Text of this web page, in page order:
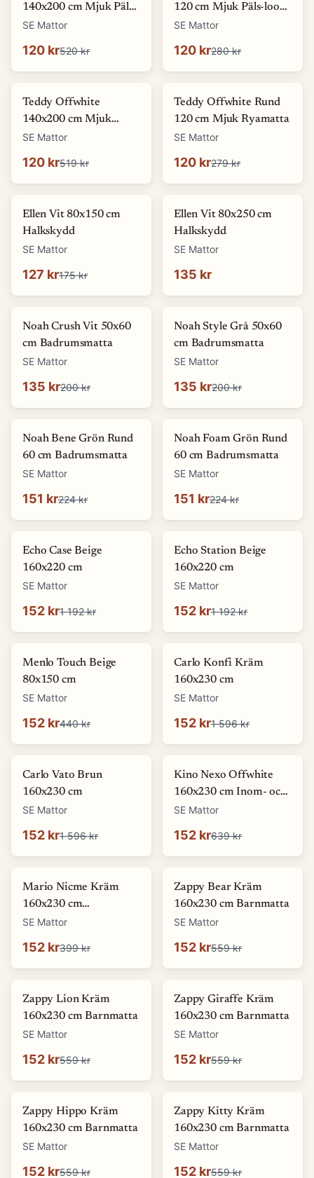
140x200 cm Mjuk Päls-
look Matta
SE Mattor
120 kr520 kr
120 cm Mjuk Päls-look
Matta
SE Mattor
120 kr280 kr
-77 %
Teddy Offwhite
140x200 cm Mjuk
Ryamatta
SE Mattor
120 kr519 kr
-57 %
Teddy Offwhite Rund
120 cm Mjuk Ryamatta
SE Mattor
120 kr279 kr
-27
Ellen Vit 80x150 cm
Halkskydd
SE Mattor
127 kr175 kr
Ellen Vit 80x250 cm
Halkskydd
SE Mattor
135 kr
-32 %
Noah Crush Vit 50x60
cm Badrumsmatta
SE Mattor
135 kr200 kr
-32 %
Noah Style Grå 50x60
cm Badrumsmatta
SE Mattor
135 kr200 kr
-33 %
Noah Bene Grön Rund
60 cm Badrumsmatta
SE Mattor
151 kr224 kr
-33 %
Noah Foam Grön Rund
60 cm Badrumsmatta
SE Mattor
151 kr224 kr
-87
Echo Case Beige
160x220 cm
SE Mattor
152 kr1 192 kr
-87
Echo Station Beige
160x220 cm
SE Mattor
152 kr1 192 kr
- 65
Menlo Touch Beige
80x150 cm
SE Mattor
152 kr440 kr
-90 %
Carlo Konfi Kräm
160x230 cm
SE Mattor
152 kr1 596 kr
-90 %
Carlo Vato Brun
160x230 cm
SE Mattor
152 kr1 596 kr
-76
Kino Nexo Offwhite
160x230 cm Inom- och
utomhusmatta
SE Mattor
152 kr639 kr
- 62
Mario Nicme Kräm
160x230 cm
Wiltonmatta
SE Mattor
152 kr399 kr
-73
Zappy Bear Kräm
160x230 cm Barnmatta
SE Mattor
152 kr559 kr
-73
Zappy Lion Kräm
160x230 cm Barnmatta
SE Mattor
152 kr559 kr
-73
Zappy Giraffe Kräm
160x230 cm Barnmatta
SE Mattor
152 kr559 kr
-73
Zappy Hippo Kräm
160x230 cm Barnmatta
SE Mattor
152 kr559 kr
-73
Zappy Kitty Kräm
160x230 cm Barnmatta
SE Mattor
152 kr559 kr